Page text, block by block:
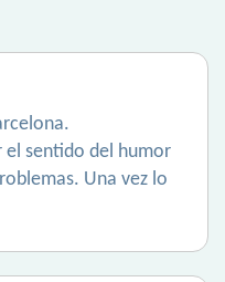
sentido del humor
Una vez lo